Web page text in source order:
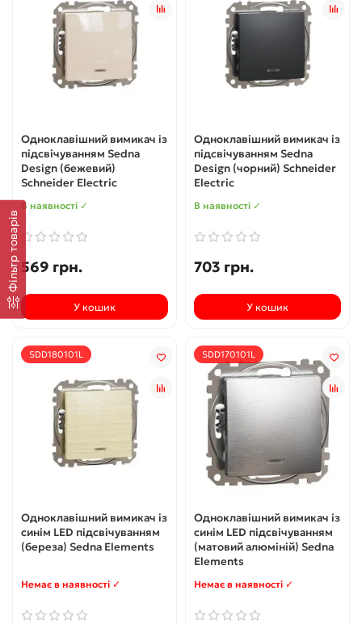
Фільтр товарів
Одноклавішний вимикач із
підсвічуванням Sedna
Design (бежевий)
Schneider Electric
В наявності ✓
569 грн.
У кошик
Одноклавішний вимикач із
підсвічуванням Sedna
Design (чорний) Schneider
Electric
В наявності ✓
703 грн.
У кошик
SDD180101L
Одноклавішний вимикач із
синім LED підсвічуванням
(береза) Sedna Elements
Немає в наявності ✓
SDD170101L
Одноклавішний вимикач із
синім LED підсвічуванням
(матовий алюміній) Sedna
Elements
Немає в наявності ✓